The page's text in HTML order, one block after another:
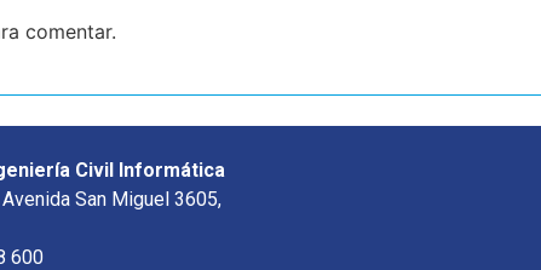
comentar.
Civil Informática
San Miguel 3605,
600